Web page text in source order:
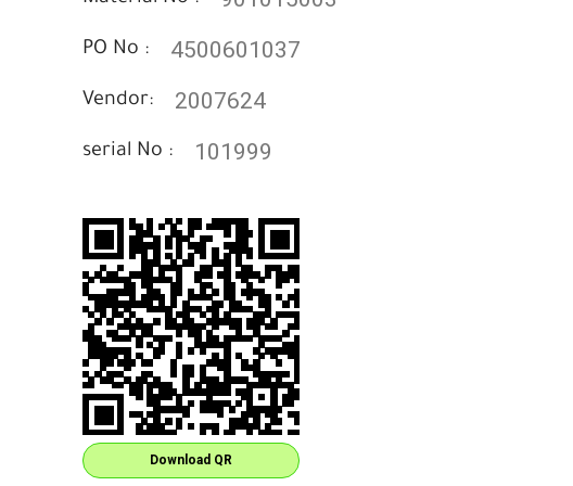
Download QR
PO No : 4500601037
Vendor: 2007624
serial No : 101999